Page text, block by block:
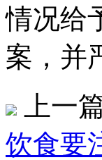
情况给
案，并
上一
饮食要